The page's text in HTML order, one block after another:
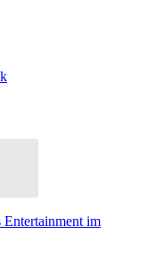
im